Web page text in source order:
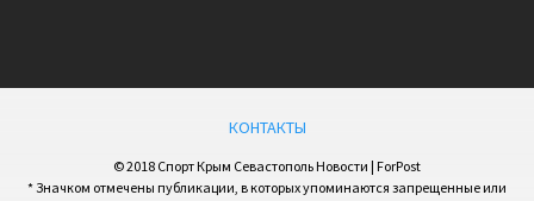
КОНТАКТЫ
© 2018 Спорт Крым Севастополь Новости | ForPost
* Значком отмечены публикации, в которых упоминаются запрещенные или